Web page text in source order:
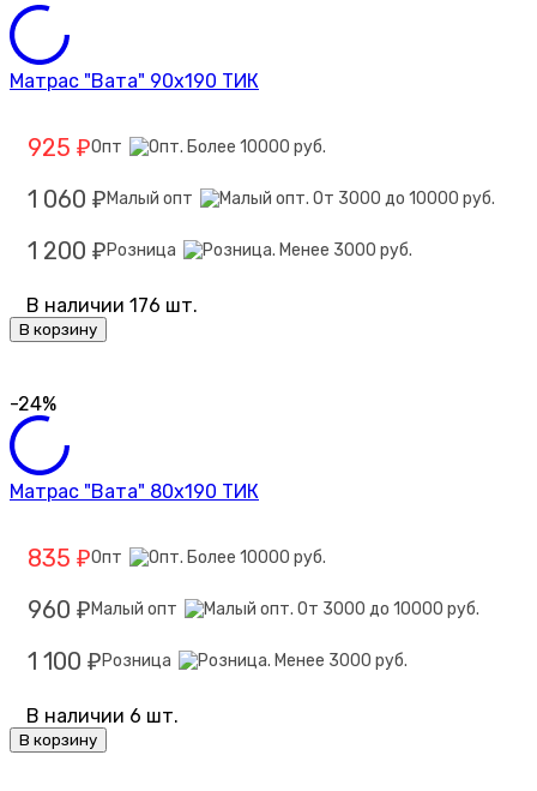
Матрас "Вата" 90х190 ТИК
925 ₽Опт
1 060 ₽ Малый опт
1 200 ₽ Розница
В наличии 176 шт.
В корзину
-24%
Матрас "Вата" 80х190 ТИК
835 ₽Опт
960 ₽ Малый опт
1 100 ₽ Розница
В наличии 6 шт.
В корзину